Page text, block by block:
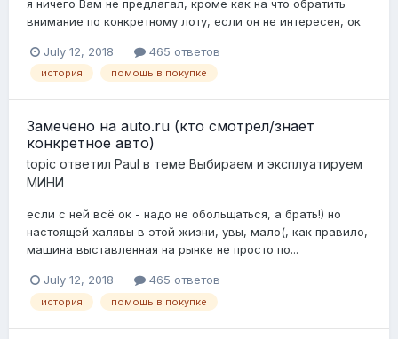
я ничего Вам не предлагал, кроме как на что обратить
внимание по конкретному лоту, если он не интересен, ок
July 12, 2018 465 ответов
история помощь в покупке
Замечено на auto.ru (кто смотрел/знает
конкретное авто)
topic ответил Paul в теме Выбираем и эксплуатируем
МИНИ
если с ней всё ок - надо не обольщаться, а брать!) но
настоящей халявы в этой жизни, увы, мало(, как правило,
машина выставленная на рынке не просто по...
July 12, 2018 465 ответов
история помощь в покупке